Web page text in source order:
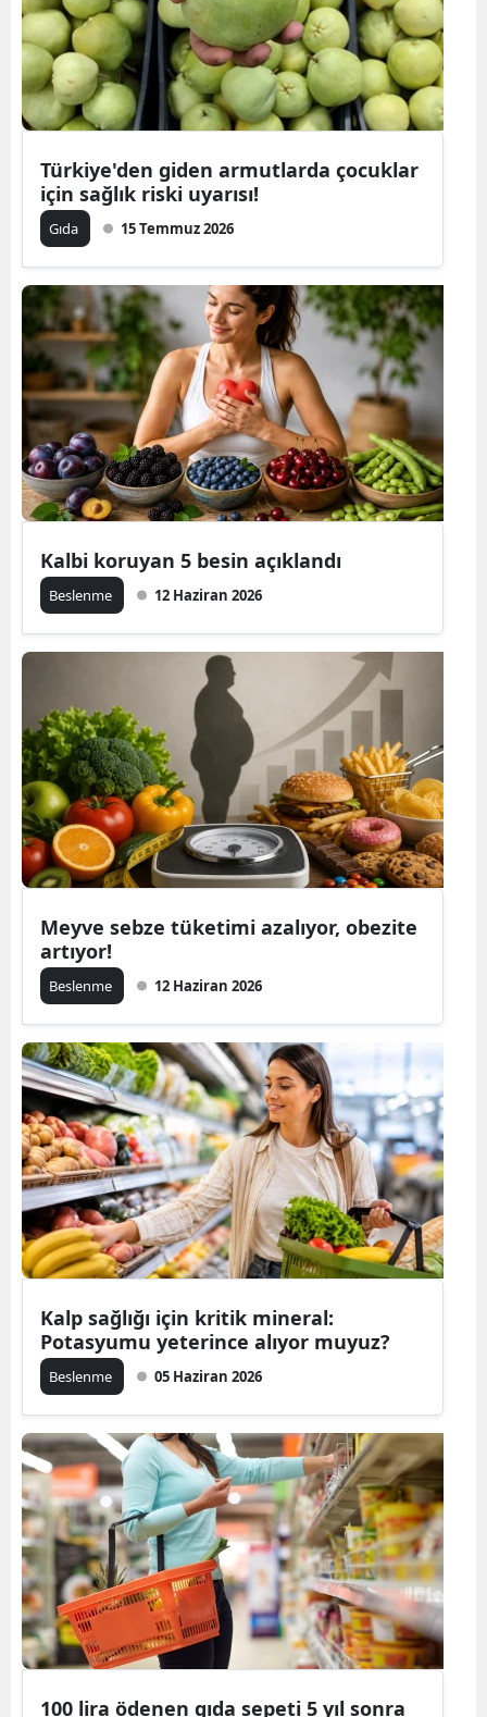
Türkiye'den giden armutlarda çocuklar
için sağlık riski uyarısı!
Gıda 15 Temmuz 2026
Kalbi koruyan 5 besin açıklandı
Beslenme 12 Haziran 2026
Meyve sebze tüketimi azalıyor, obezite
artıyor!
Beslenme 12 Haziran 2026
Kalp sağlığı için kritik mineral:
Potasyumu yeterince alıyor muyuz?
Beslenme 05 Haziran 2026
100 lira ödenen gıda sepeti 5 yıl sonra